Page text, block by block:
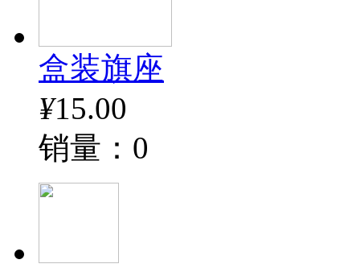
盒装旗座
¥15.00
销量：0